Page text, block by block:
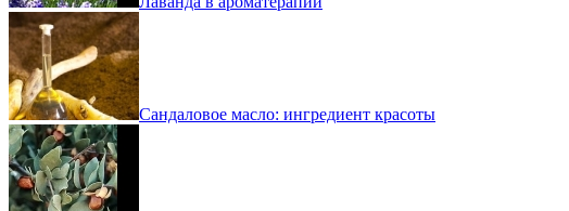
Сандаловое масло: ингредиент красоты